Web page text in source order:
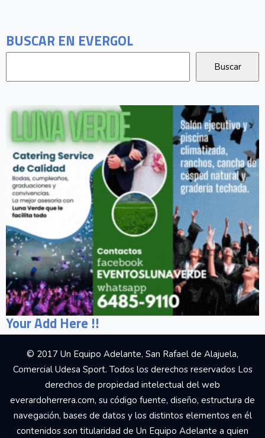
BUSCAR EN EVERGOL
Your Add Here !!
© 2017 Un Equipo Adelante, San Rafael de Alajuela,
Comercial Udesa Sport. Todos los derechos reservados Los
derechos de propiedad intelectual del web
everardoherrera.com, su código fuente, diseño, estructura de
navegación, bases de datos y los distintos elementos en él
contenidos son titularidad de Un Equipo Adelante a quien